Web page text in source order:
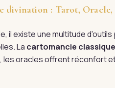
divination : Tarot,
il existe une multitude d'outils
La cartomancie classique
les oracles offrent réconfort